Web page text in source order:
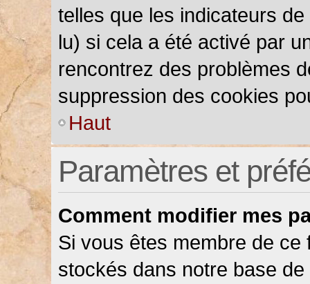
telles que les indicateurs
lu) si cela a été activé par
rencontrez des problèmes
suppression des cookies
Haut
Paramètres et
Comment modifier mes
Si vous êtes membre de
stockés dans notre base